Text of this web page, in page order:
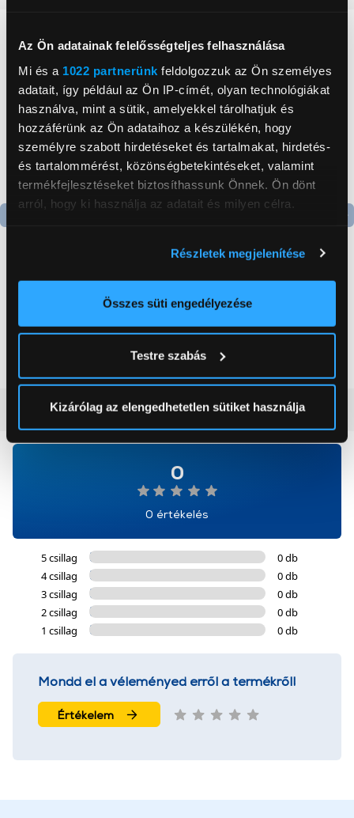
Az Ön adatainak felelősségteljes felhasználása
Mi és a 1022 partnerünk feldolgozzuk az Ön személyes
adatait, így például az Ön IP-címét, olyan technológiákat
használva, mint a sütik, amelyekkel tárolhatjuk és
hozzáférünk az Ön adataihoz a készülékén, hogy
személyre szabott hirdetéseket és tartalmakat, hirdetés-
és tartalommérést, közönségbetekintéseket, valamint
termékfejlesztéseket biztosíthassunk Önnek. Ön dönt
arról, hogy ki használja az adatait és milyen célra.
elhelyezkedéséről pár méteres pontossággal
Az Ön készülékén beazonosítása annak konkrét
módjairól és adja meg preferenciáit aRészletek
pontban. Bármikor módosíthatja vagy visszavonhatja a
Sütinyilatkozathoz való hozzájárulását.
cookie-k személyazonosítására nem alkalmasak,
szolgáltatásaink biztosításához szükségesek. Az oldal
használatával Ön elfogadja a cookie-k használatát.
Részletek megjelenítése
Összes süti engedélyezése
Testre szabás
Kizárólag az elengedhetetlen sütiket használja
Neked ajánljuk
by side hűtőszekrény
Alulfagyasztós
kombinált hűtőszekrény
Vásárlói vélemények(0)
0
0 értékelés
5 csillag
0 db
4 csillag
0 db
3 csillag
0 db
2 csillag
0 db
1 csillag
0 db
Mondd el a véleményed erről a termékről!
Értékelem